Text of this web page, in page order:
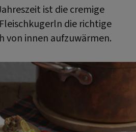
ist die cremige
die richtige
von innen aufzuwärmen.